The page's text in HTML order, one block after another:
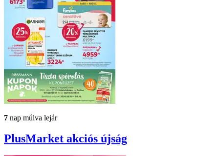
7 nap múlva lejár
PlusMarket akciós újság